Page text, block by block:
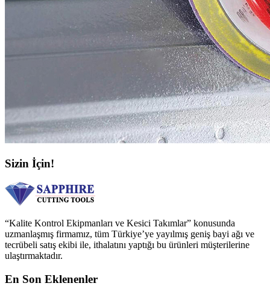
Sizin İçin!
“Kalite Kontrol Ekipmanları ve Kesici Takımlar” konusunda
uzmanlaşmış firmamız, tüm Türkiye’ye yayılmış geniş bayi ağı ve
tecrübeli satış ekibi ile, ithalatını yaptığı bu ürünleri müşterilerine
ulaştırmaktadır.
En Son Eklenenler